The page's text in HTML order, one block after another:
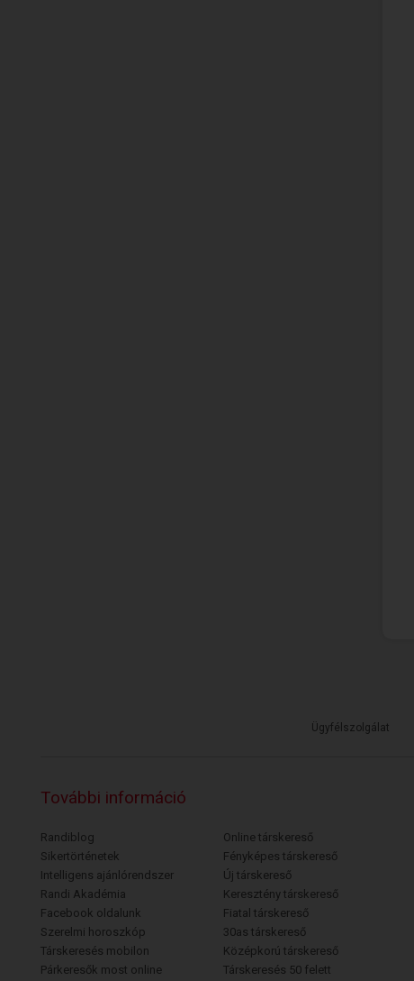
Ügyfélszolgálat
További információ
Randiblog
Sikertörténetek
Intelligens ajánlórendszer
Randi Akadémia
Facebook oldalunk
Szerelmi horoszkóp
Társkeresés mobilon
Párkeresők most online
Online társkereső
Fényképes társkereső
Új társkereső
Keresztény társkereső
Fiatal társkereső
30as társkereső
Középkorú társkereső
Társkeresés 50 felett